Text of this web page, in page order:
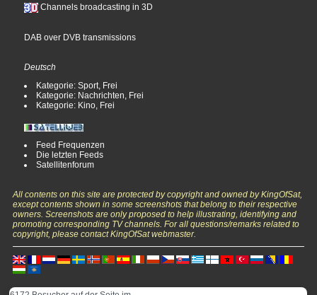
Channels broadcasting in 3D
DAB over DVB transmissions
Deutsch
Kategorie: Sport, Frei
Kategorie: Nachrichten, Frei
Kategorie: Kino, Frei
Feed Frequenzen
Die letzten Feeds
Satellitenforum
All contents on this site are protected by copyright and owned by KingOfSat,
except contents shown in some screenshots that belong to their respective
owners. Screenshots are only proposed to help illustrating, identifying and
promoting corresponding TV channels. For all questions/remarks related to
copyright, please contact KingOfSat webmaster.